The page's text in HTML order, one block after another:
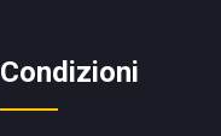
Condizioni